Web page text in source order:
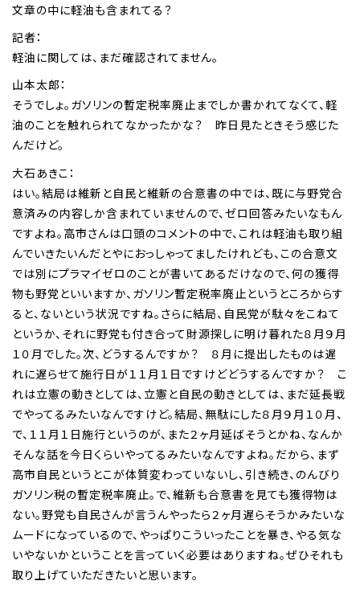
文章の中に軽油も含まれてる？
記者：
軽油に関しては、まだ確認されてません。
山本太郎：
そうでしょ。ガソリンの暫定税率廃止までしか書かれてなくて、軽
油のことを触れられてなかったかな？ 昨日見たときそう感じた
んだけど。
大石あきこ：
はい。結局は維新と自民と維新の合意書の中では、既に与野党合
意済みの内容しか含まれていませんので、ゼロ回答みたいなもん
ですよね。高市さんは口頭のコメントの中で、これは軽油も取り組
んでいきたいんだとやにおっしゃってましたけれども、この合意文
では別にプラマイゼロのことが書いてあるだけなので、何の獲得
物も野党といいますか、ガソリン暫定税率廃止というところからす
ると、ないという状況ですね。さらに結局、自民党が駄々をこねて
というか、それに野党も付き合って財源探しに明け暮れた８月９月
１０月でした。次、どうするんですか？ ８月に提出したものは遅
れに遅らせて施行日が１１月１日ですけどどうするんですか？ こ
れは立憲の動きとしては、立憲と自民の動きとしては、まだ延長戦
でやってるみたいなんですけど。結局、無駄にした８月９月１０月、
で、１１月１日施行というのが、また２ヶ月延ばそうとかね、なんか
そんな話を今日くらいやってるみたいなんですよね。だから、まず
高市自民というとこが体質変わっていないし、引き続き、のんびり
ガソリン税の暫定税率廃止。で、維新も合意書を見ても獲得物は
ない。野党も自民さんが言うんやったら２ヶ月遅らそうかみたいな
ムードになっているので、やっぱりこういったことを暴き、やる気な
いやないかということを言っていく必要はありますね。ぜひそれも
取り上げていただきたいと思います。